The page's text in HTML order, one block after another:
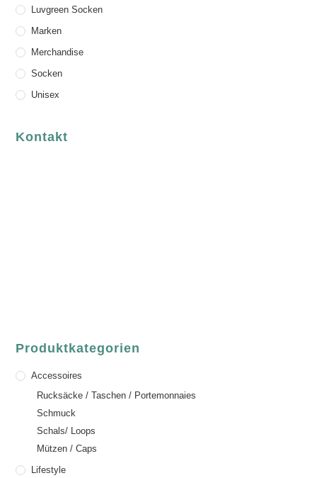
Luvgreen Socken
Marken
Merchandise
Socken
Unisex
Kontakt
Produktkategorien
Accessoires
Rucksäcke / Taschen / Portemonnaies
Schmuck
Schals/ Loops
Mützen / Caps
Lifestyle